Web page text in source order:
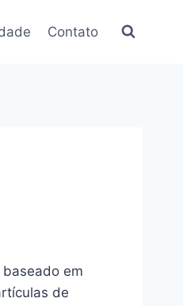
Contato
em
de